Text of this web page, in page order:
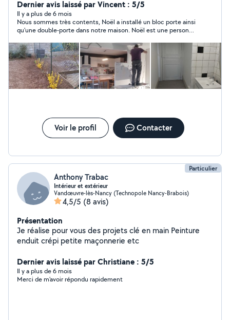
qu'amateur
Dernier avis laissé par Vincent : 5/5
Il y a plus de 6 mois
Nous sommes très contents, Noël a installé un bloc porte ainsi
qu'une double-porte dans notre maison. Noël est une personne
pour répondre à toutes nos questions en amont). Il a aussi eu la
gentillesse d'aller chercher notre porte au magasin. Le tout
pour un tarif plus que raisonnable.
Voir le profil Contacter
Particulier
Anthony Trabac
Intérieur et extérieur
Vandœuvre-lès-Nancy (Technopole Nancy-Brabois)
4,5/5 (8 avis)
Présentation
Je réalise pour vous des projets clé en main Peinture
enduit crépi petite maçonnerie etc
Dernier avis laissé par Christiane : 5/5
Il y a plus de 6 mois
Merci de m'avoir répondu rapidement